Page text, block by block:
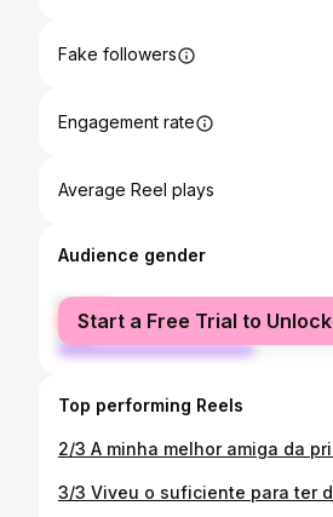
Fake followers
Engagement rate
Average Reel plays
Audience gender
female
male
Start a Free Trial to Unlock
Top performing Reels